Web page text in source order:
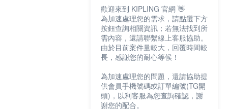
歡迎來到 KIPLING 官網 👋
為加速處理您的需求，請點選下方
按鈕查詢相關資訊；若無法找到所
需內容，還請聯繫線上客服協助。
由於目前案件量較大，回覆時間較
長，感謝您的耐心等候！
為加速處理您的問題，還請協助提
供會員手機號碼或訂單編號(TG開
頭)，以利客服為您查詢確認，謝
謝您的配合。